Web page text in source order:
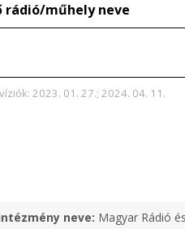
műhely neve
2023. 01. 27.; 2024. 04. 11.
neve: Magyar Rádió